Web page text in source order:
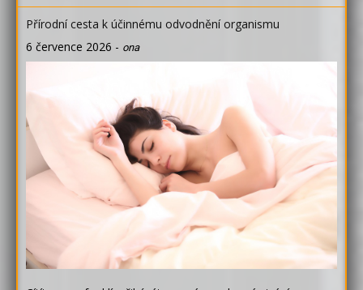
Přírodní cesta k účinnému odvodnění organismu
6 července 2026 - ona